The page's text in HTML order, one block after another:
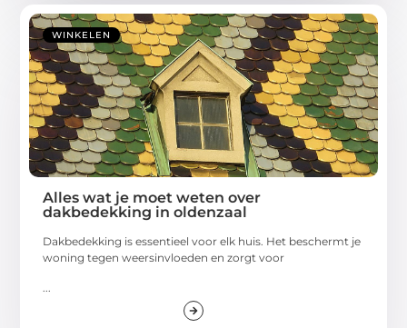
WINKELEN
Alles wat je moet weten over
dakbedekking in oldenzaal
Dakbedekking is essentieel voor elk huis. Het beschermt je
woning tegen weersinvloeden en zorgt voor